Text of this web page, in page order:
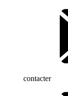
contacter